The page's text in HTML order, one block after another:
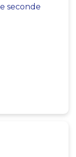
seconde